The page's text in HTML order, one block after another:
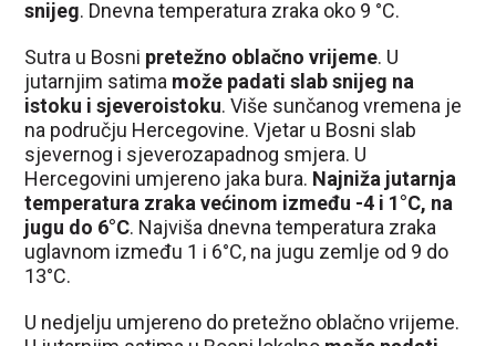
snijeg. Dnevna temperatura zraka oko 9 °C.
Sutra u Bosni pretežno oblačno vrijeme. U
jutarnjim satima može padati slab snijeg na
istoku i sjeveroistoku. Više sunčanog vremena je
na području Hercegovine. Vjetar u Bosni slab
sjevernog i sjeverozapadnog smjera. U
Hercegovini umjereno jaka bura. Najniža jutarnja
temperatura zraka većinom između -4 i 1°C, na
jugu do 6°C. Najviša dnevna temperatura zraka
uglavnom između 1 i 6°C, na jugu zemlje od 9 do
13°C.
U nedjelju umjereno do pretežno oblačno vrijeme.